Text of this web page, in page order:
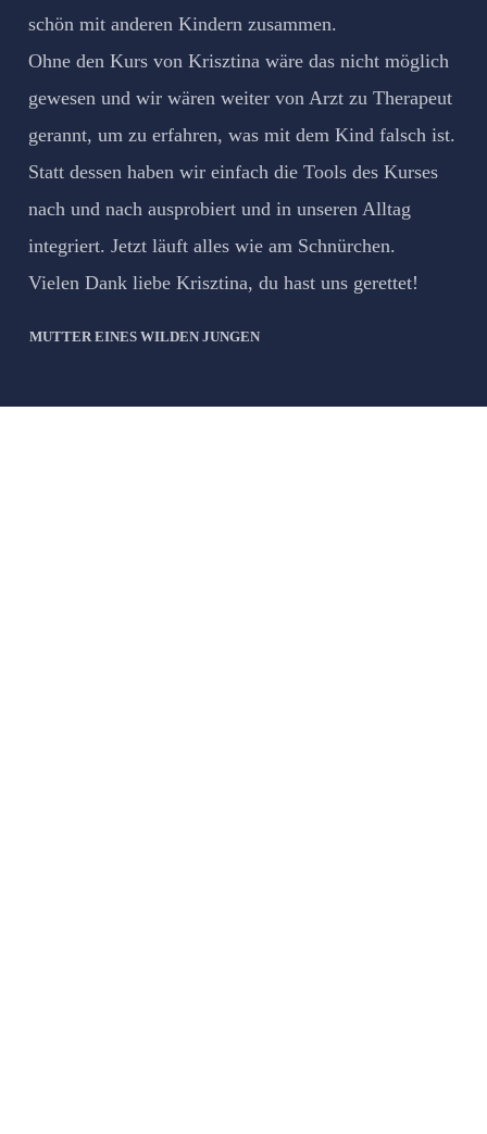
schön mit anderen Kindern zusammen.
Ohne den Kurs von Krisztina wäre das nicht möglich
gewesen und wir wären weiter von Arzt zu Therapeut
gerannt, um zu erfahren, was mit dem Kind falsch ist.
Statt dessen haben wir einfach die Tools des Kurses
nach und nach ausprobiert und in unseren Alltag
integriert. Jetzt läuft alles wie am Schnürchen.
Vielen Dank liebe Krisztina, du hast uns gerettet!
MUTTER EINES WILDEN JUNGEN